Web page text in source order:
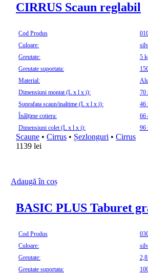
CIRRUS Scaun reglabil
Cod Produs
Culoare:
Greutate:
5
Greutate suportata:
Material:
Dimensiuni montat (L x l x i):
70
Suprafata scaun/inaltime (L x l x i):
46
Înălțime cotiera:
66
Dimensiuni colet (L x l x i):
96
Scaune • Cirrus • Șezlonguri • Cirrus
1139 lei
Adaugă în coș
BASIC PLUS Taburet
Cod Produs
Culoare:
Greutate:
Greutate suportata: